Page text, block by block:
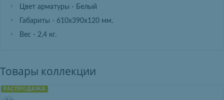
Цвет арматуры - Белый
Габариты - 610х390х120 мм.
Вес - 2,4 кг.
Товары коллекции
РАСПРОДАЖА